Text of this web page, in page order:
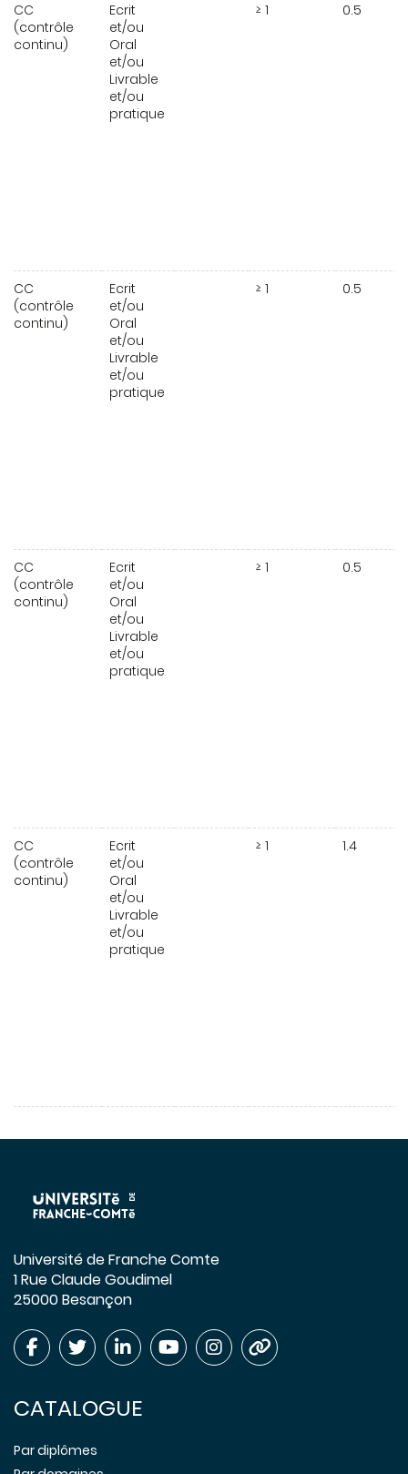
CC
(contrôle
continu)
Ecrit
et/ou
Oral
et/ou
Livrable
et/ou
pratique
≥ 1 0.5
CC
(contrôle
continu)
Ecrit
et/ou
Oral
et/ou
Livrable
et/ou
pratique
≥ 1 0.5
CC
(contrôle
continu)
Ecrit
et/ou
Oral
et/ou
Livrable
et/ou
pratique
≥ 1 0.5
CC
(contrôle
continu)
Ecrit
et/ou
Oral
et/ou
Livrable
et/ou
pratique
≥ 1 1.4
Université de Franche Comte
1 Rue Claude Goudimel
25000 Besançon
CATALOGUE
Par diplômes